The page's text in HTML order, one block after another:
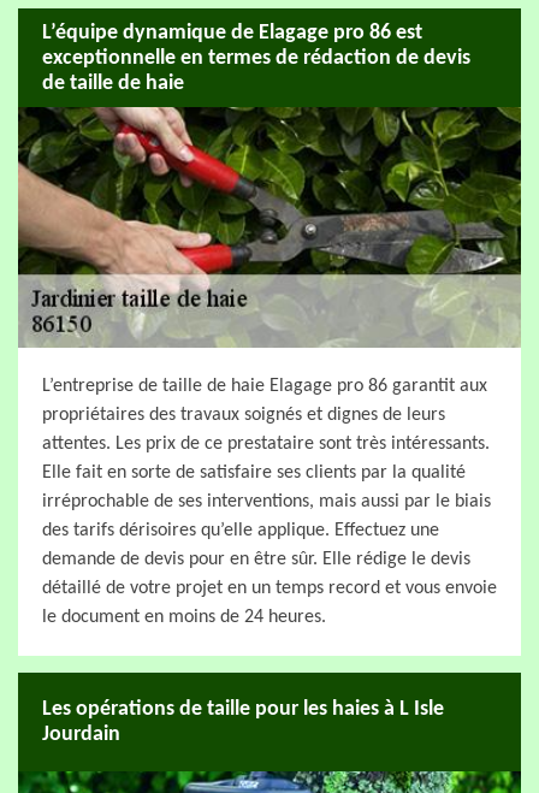
L’équipe dynamique de Elagage pro 86 est
exceptionnelle en termes de rédaction de devis
de taille de haie
L’entreprise de taille de haie Elagage pro 86 garantit aux
propriétaires des travaux soignés et dignes de leurs
attentes. Les prix de ce prestataire sont très intéressants.
Elle fait en sorte de satisfaire ses clients par la qualité
irréprochable de ses interventions, mais aussi par le biais
des tarifs dérisoires qu’elle applique. Effectuez une
demande de devis pour en être sûr. Elle rédige le devis
détaillé de votre projet en un temps record et vous envoie
le document en moins de 24 heures.
Les opérations de taille pour les haies à L Isle
Jourdain